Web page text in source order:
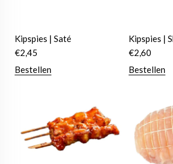
Kipspies | Saté
€2,45
Bestellen
Kipspies |
€2,60
Bestellen